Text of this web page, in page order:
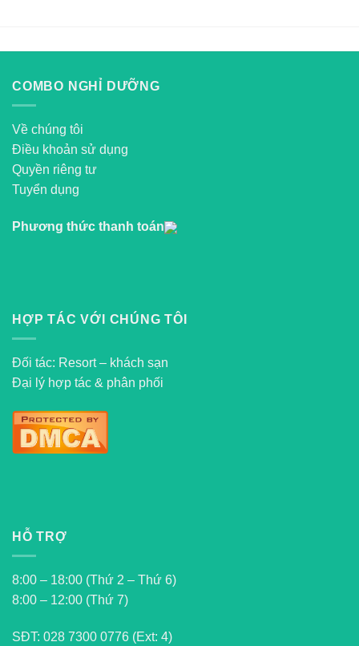
COMBO NGHỈ DƯỠNG
Về chúng tôi
Điều khoản sử dụng
Quyền riêng tư
Tuyển dụng
Phương thức thanh toán
HỢP TÁC VỚI CHÚNG TÔI
Đối tác: Resort – khách sạn
Đại lý hợp tác & phân phối
HỖ TRỢ
8:00 – 18:00 (Thứ 2 – Thứ 6)
8:00 – 12:00 (Thứ 7)
SĐT: 028 7300 0776 (Ext: 4)